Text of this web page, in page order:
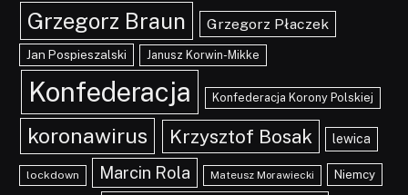
Grzegorz Braun Grzegorz Płaczek
Jan Pospieszalski Janusz Korwin-Mikke
Konfederacja Konfederacja Korony Polskiej
koronawirus Krzysztof Bosak lewica
lockdown Marcin Rola Mateusz Morawiecki Niemcy